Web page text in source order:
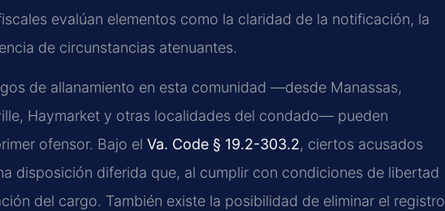
evalúan elementos como la claridad de la notificación, la
de circunstancias atenuantes.
de allanamiento en esta comunidad —desde Manassas,
Haymarket y otras localidades del condado— pueden
ofensor. Bajo el Va. Code § 19.2-303.2, ciertos acusados
disposición diferida que, al cumplir con condiciones de libertad
del cargo. También existe la posibilidad de eliminar el registro